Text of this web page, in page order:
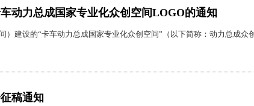
动力总成国家专业化众创空间LOGO的通知
）建设的“卡车动力总成国家专业化众创空间”（以下简称：动力总成众
稿通知